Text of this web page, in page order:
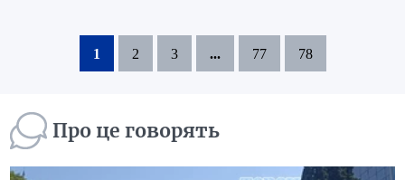
1 2 3 ... 77 78
Про це говорять